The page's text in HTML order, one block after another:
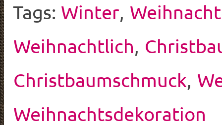
Tags: Winter,
Weihnachtlich,
Christbaumschmuck,
Weihnachtsdekoration